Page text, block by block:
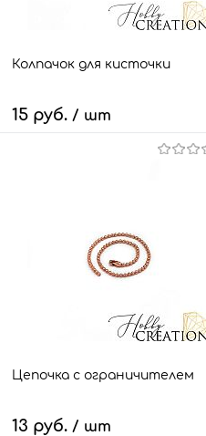
Колпачок для кисточки
15 руб. / шт
В избранное
золото
Цепочка с ограничителем
13 руб. / шт